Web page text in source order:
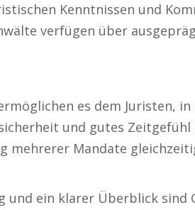
Kenntnissen und
verfügen über
es dem Juristen,
und gutes
Mandate
ein klarer Überblick sind